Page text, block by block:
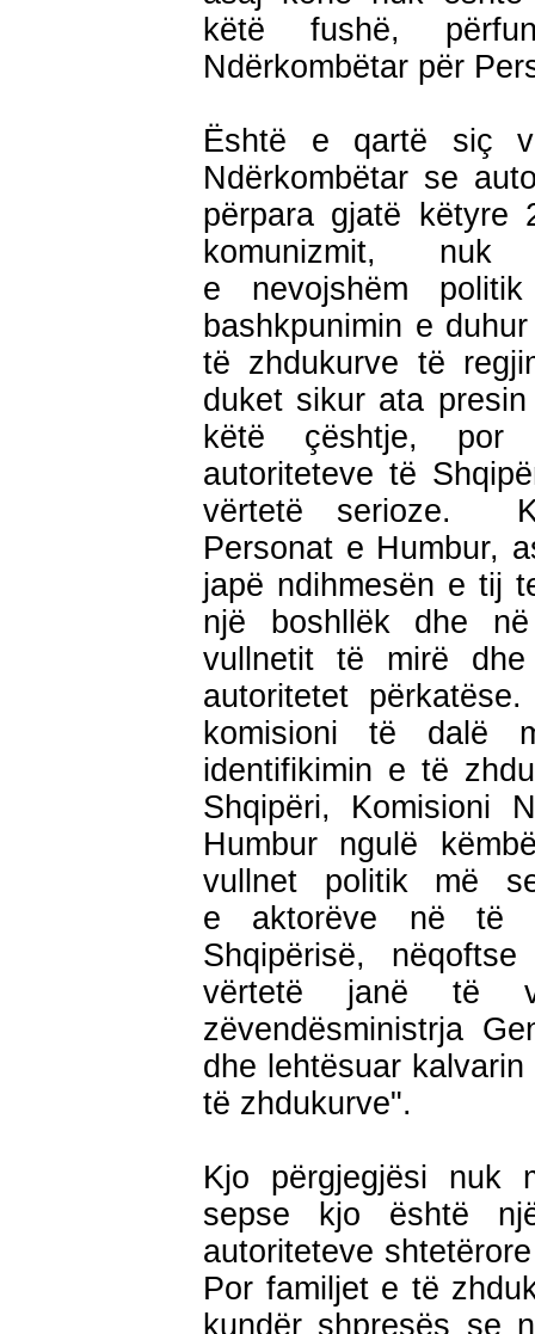
këtë fushë,
Ndërkombëtar për
Është e qartë siç
Ndërkombëtar se
përpara gjatë këtyre
komunizmit,
e nevojshëm
bashkpunimin e
të zhdukurve të
duket sikur ata
këtë çështje, por
autoriteteve të
vërtetë serioze.
Personat e Humbur,
japë ndihmesën e tij
një boshllëk dhe
vullnetit të mirë
autoritetet
komisioni të dalë
identifikimin e të
Shqipëri, Komisioni
Humbur ngulë
vullnet politik më
e aktorëve në të
Shqipërisë,
vërtetë janë të
zëvendësministrja
dhe lehtësuar
të zhdukurve".
Kjo përgjegjësi nuk
sepse kjo është
autoriteteve
Por familjet e të
kundër shpresës se